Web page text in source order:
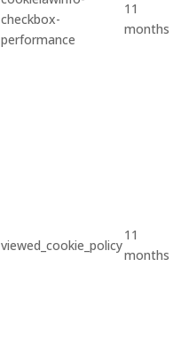
checkbox-
performance
11
months
viewed_cookie_policy
11
months